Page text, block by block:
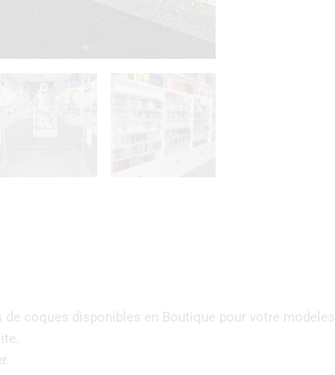
coques disponibles en Boutique pour votre modeles